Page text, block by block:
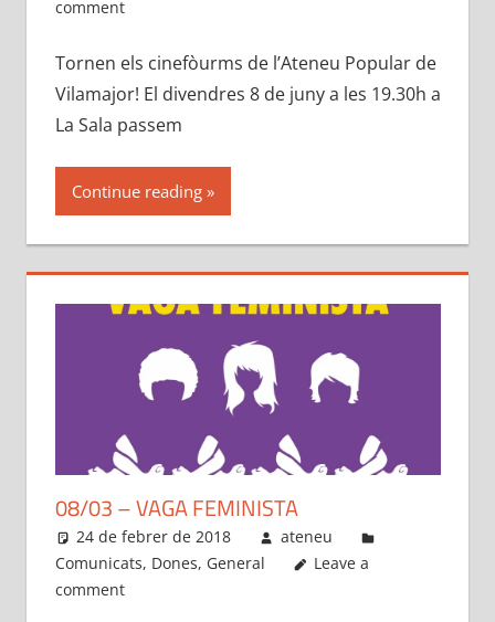
comment
Tornen els cinefòurms de l’Ateneu Popular de
Vilamajor! El divendres 8 de juny a les 19.30h a
La Sala passem
Continue reading
08/03 – VAGA FEMINISTA
24 de febrer de 2018
ateneu
Comunicats, Dones, General
Leave a
comment